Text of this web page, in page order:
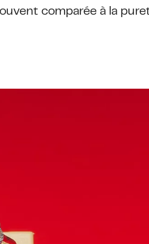
comparée à la